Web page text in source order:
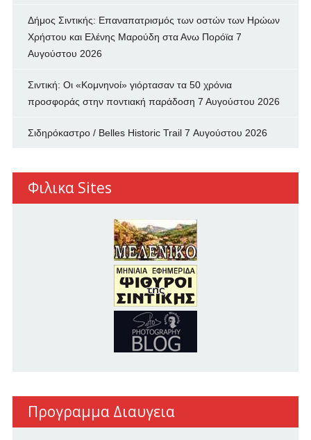
Δήμος Σιντικής: Επαναπατρισμός των oστών των Ηρώων
Χρήστου και Ελένης Μαρούδη στα Ανω Πορόϊα 7
Αυγούστου 2026
Σιντική: Οι «Κομνηνοί» γιόρτασαν τα 50 χρόνια
προσφοράς στην ποντιακή παράδοση 7 Αυγούστου 2026
Σιδηρόκαστρο / Belles Historic Trail 7 Αυγούστου 2026
Φιλικα Sites
Προγραμμα Διαυγεια